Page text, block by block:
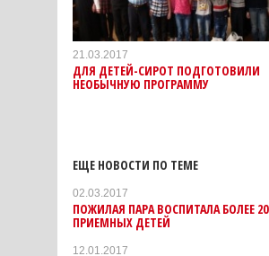
21.03.2017
ДЛЯ ДЕТЕЙ-СИРОТ ПОДГОТОВИЛИ
НЕОБЫЧНУЮ ПРОГРАММУ
ЕЩЕ НОВОСТИ ПО ТЕМЕ
02.03.2017
ПОЖИЛАЯ ПАРА ВОСПИТАЛА БОЛЕЕ 20
ПРИЕМНЫХ ДЕТЕЙ
12.01.2017